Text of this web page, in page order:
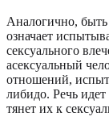
Аналогично, быть
означает
сексуального
асексуальный
отношений,
либидо. Речь идет
тянет их к